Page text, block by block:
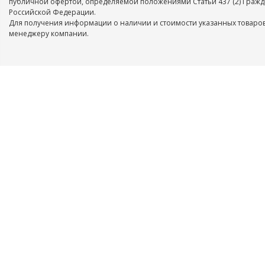
Российской Федерации.
Для получения информации о наличии и стоимости указанных
менеджеру компании.